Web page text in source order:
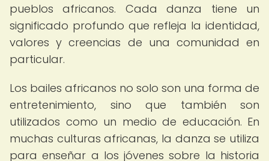
pueblos africanos. Cada danza tiene un
significado profundo que refleja la identidad,
valores y creencias de una comunidad en
particular.
Los bailes africanos no solo son una forma de
entretenimiento, sino que también son
utilizados como un medio de educación. En
muchas culturas africanas, la danza se utiliza
para enseñar a los jóvenes sobre la historia